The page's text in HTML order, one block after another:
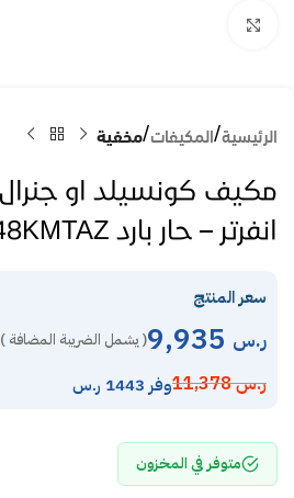
الرئيسية المكيفات مخفية
انفرتر – حار بارد ARSH48KMTAZ
سعر المنتج
ر.س ( يشمل الضريبة المضافة )
ر.س11,378 وفر 1443 ر.س
متوفر في المخزون